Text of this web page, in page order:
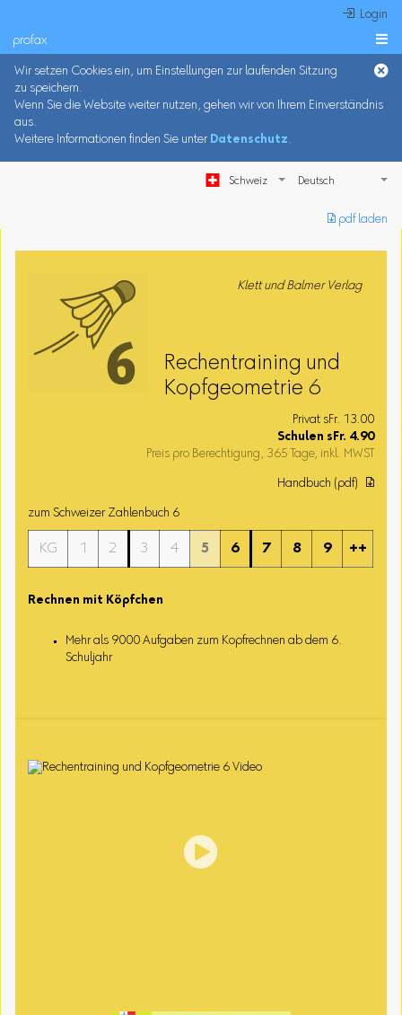
 Login
profax 
Wir setzen Cookies ein, um Einstellungen zur laufenden Sitzung
zu speichern.
Wenn Sie die Website weiter nutzen, gehen wir von Ihrem Einverständnis
aus.
Weitere Informationen finden Sie unter Datenschutz.
Schweiz
︎ pdf laden
Klett und Balmer Verlag
Rechentraining und
Kopfgeometrie 6
Privat sFr. 13.00
Schulen sFr. 4.90
Preis pro Berechtigung, 365 Tage, inkl. MWST
Handbuch (pdf) ︎
zum Schweizer Zahlenbuch 6
KG 1 2 3 4 5 6 7 8 9 ++
Rechnen mit Köpfchen
Mehr als 9000 Aufgaben zum Kopfrechnen ab dem 6.
Schuljahr
